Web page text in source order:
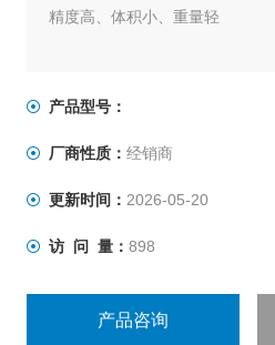
精度高、体积小、重量轻
产品型号：
厂商性质： 经销商
更新时间： 2026-05-20
访 问 量： 898
产品咨询